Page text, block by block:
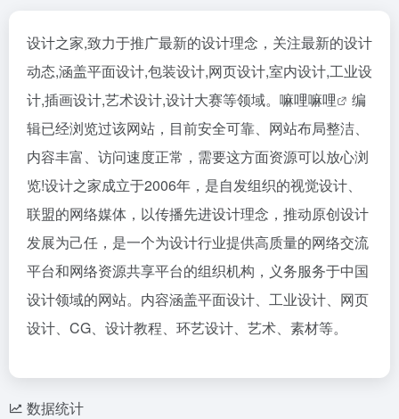
设计之家,致力于推广最新的设计理念，关注最新的设计
动态,涵盖平面设计,包装设计,网页设计,室内设计,工业设
计,插画设计,艺术设计,设计大赛等领域。 嘛哩嘛哩
编
辑已经浏览过该网站，目前安全可靠、网站布局整洁、
内容丰富、访问速度正常，需要这方面资源可以放心浏
览!设计之家成立于2006年，是自发组织的视觉设计、
联盟的网络媒体，以传播先进设计理念，推动原创设计
发展为己任，是一个为设计行业提供高质量的网络交流
平台和网络资源共享平台的组织机构，义务服务于中国
设计领域的网站。内容涵盖平面设计、工业设计、网页
设计、CG、设计教程、环艺设计、艺术、素材等。
数据统计